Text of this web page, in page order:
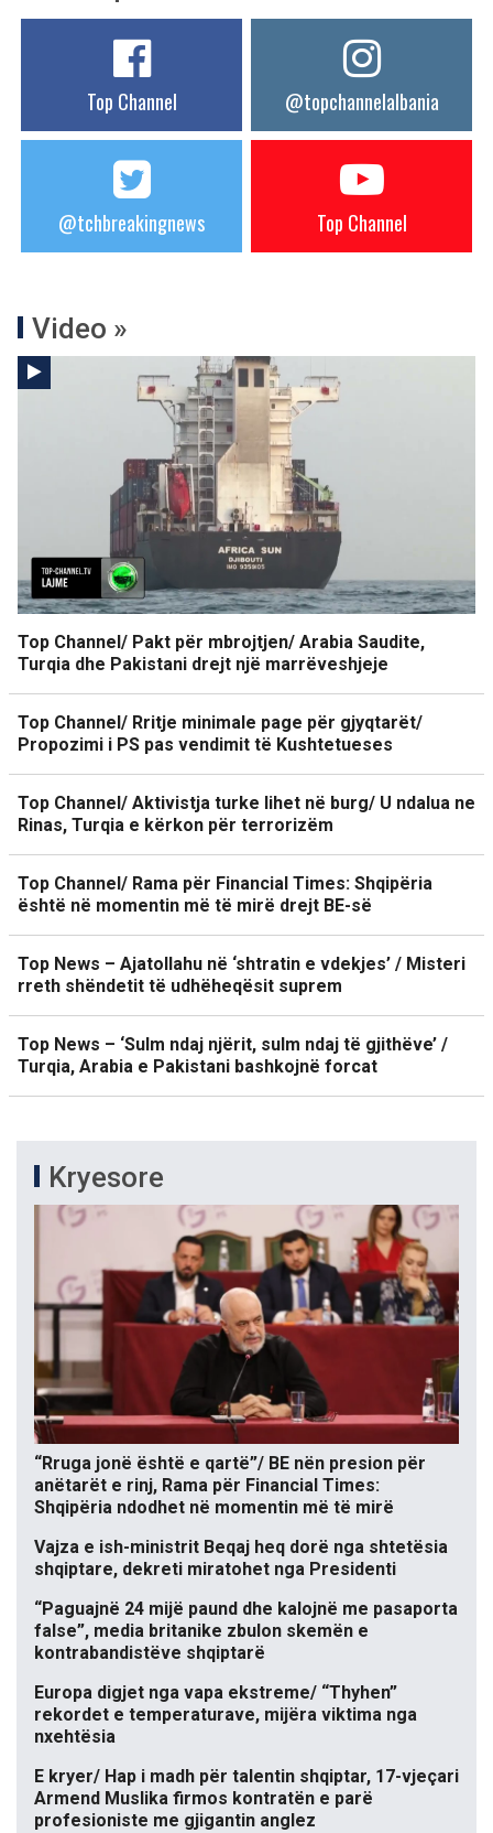
Top Channel @topchannelalbania
@tchbreakingnews Top Channel
Video »
Top Channel/ Pakt për mbrojtjen/ Arabia Saudite,
Turqia dhe Pakistani drejt një marrëveshjeje
Top Channel/ Rritje minimale page për gjyqtarët/
Propozimi i PS pas vendimit të Kushtetueses
Top Channel/ Aktivistja turke lihet në burg/ U ndalua ne
Rinas, Turqia e kërkon për terrorizëm
Top Channel/ Rama për Financial Times: Shqipëria
është në momentin më të mirë drejt BE-së
Top News – Ajatollahu në ‘shtratin e vdekjes’ / Misteri
rreth shëndetit të udhëheqësit suprem
Top News – ‘Sulm ndaj njërit, sulm ndaj të gjithëve’ /
Turqia, Arabia e Pakistani bashkojnë forcat
Kryesore
“Rruga jonë është e qartë”/ BE nën presion për
anëtarët e rinj, Rama për Financial Times:
Shqipëria ndodhet në momentin më të mirë
Vajza e ish-ministrit Beqaj heq dorë nga shtetësia
shqiptare, dekreti miratohet nga Presidenti
“Paguajnë 24 mijë paund dhe kalojnë me pasaporta
false”, media britanike zbulon skemën e
kontrabandistëve shqiptarë
Europa digjet nga vapa ekstreme/ “Thyhen”
rekordet e temperaturave, mijëra viktima nga
nxehtësia
E kryer/ Hap i madh për talentin shqiptar, 17-vjeçari
Armend Muslika firmos kontratën e parë
profesioniste me gjigantin anglez